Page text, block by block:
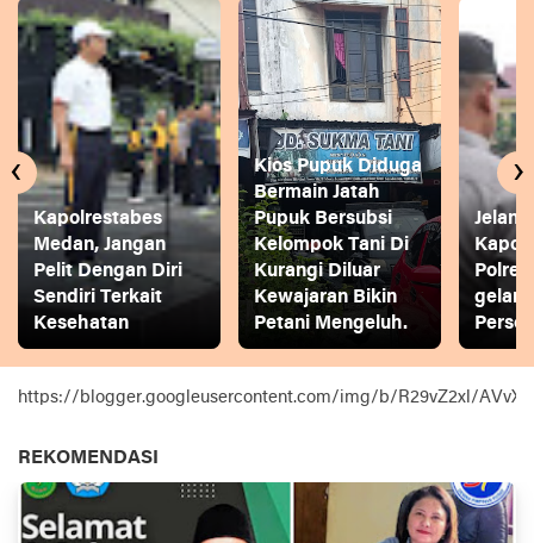
Kapolrestabes
Medan, Jangan
Pelit Dengan Diri
Sendiri Terkait
Kesehatan
Kios Pupuk Diduga
Bermain Jatah
Pupuk Bersubsi
Kelompok Tani Di
Kurangi Diluar
Kewajaran Bikin
Petani Mengeluh.
gelar
‹ ›
https://blogger.googleusercontent.com/img/b/R29vZ2xl/
REKOMENDASI